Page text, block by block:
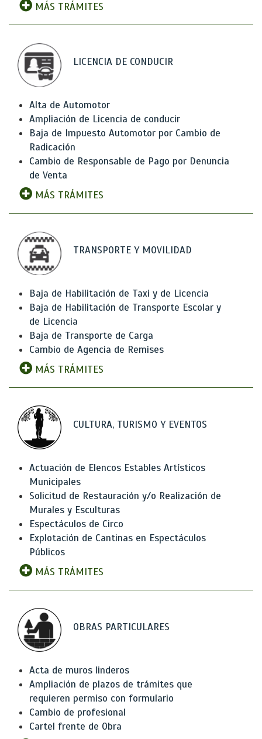
MÁS TRÁMITES
LICENCIA DE CONDUCIR
Alta de Automotor
Ampliación de Licencia de conducir
Baja de Impuesto Automotor por Cambio de
Radicación
Cambio de Responsable de Pago por Denuncia
de Venta
MÁS TRÁMITES
TRANSPORTE Y MOVILIDAD
Baja de Habilitación de Taxi y de Licencia
Baja de Habilitación de Transporte Escolar y
de Licencia
Baja de Transporte de Carga
Cambio de Agencia de Remises
MÁS TRÁMITES
CULTURA, TURISMO Y EVENTOS
Actuación de Elencos Estables Artísticos
Municipales
Solicitud de Restauración y/o Realización de
Murales y Esculturas
Espectáculos de Circo
Explotación de Cantinas en Espectáculos
Públicos
MÁS TRÁMITES
OBRAS PARTICULARES
Acta de muros linderos
Ampliación de plazos de trámites que
requieren permiso con formulario
Cambio de profesional
Cartel frente de Obra